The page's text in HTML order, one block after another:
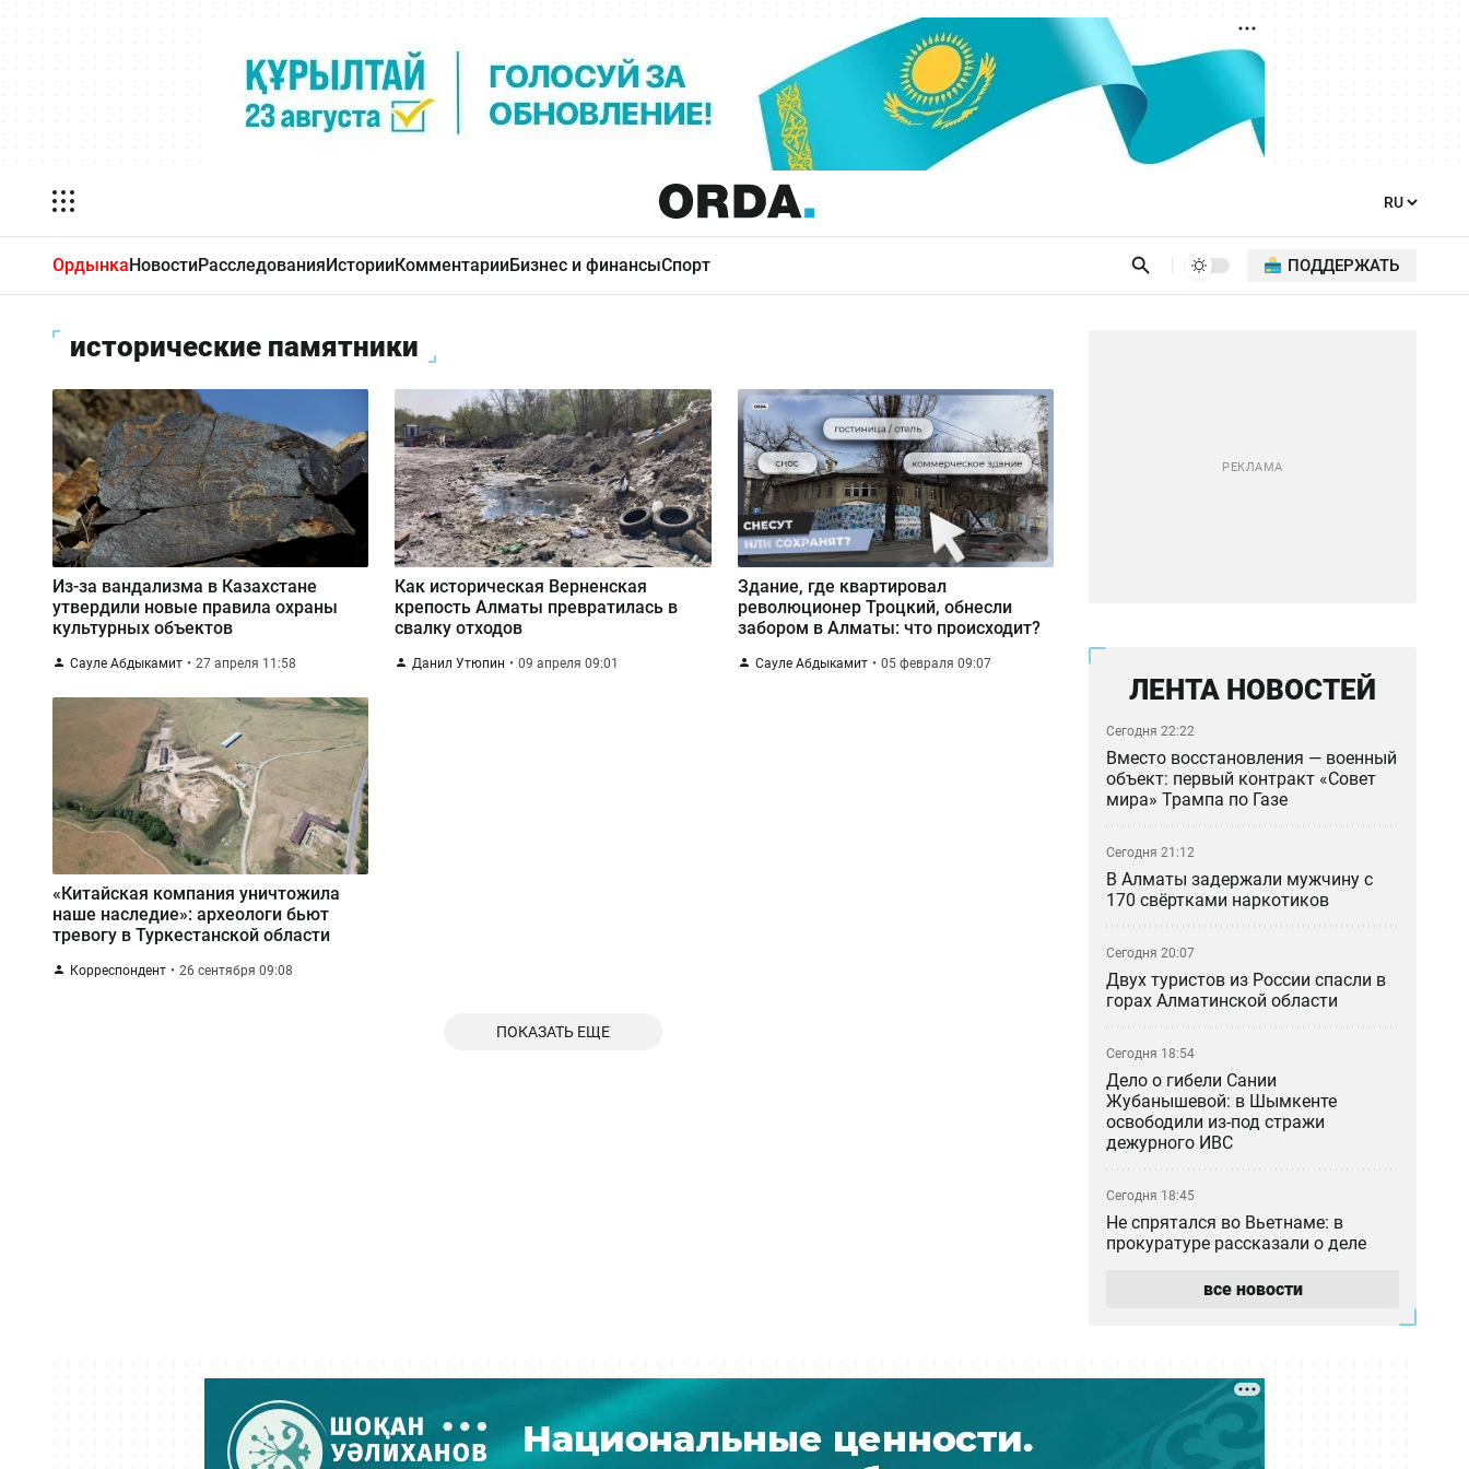
ОрдынкаНовостиРасследованияИсторииКомментарииБизнес и финансыСпорт ПОДДЕРЖАТЬ
исторические памятники
Из-за вандализма в Казахстане
утвердили новые правила охраны
культурных объектов
Сауле Абдыкамит 27 апреля 11:58
Как историческая Верненская
крепость Алматы превратилась в
свалку отходов
Данил Утюпин 09 апреля 09:01
Здание, где квартировал
революционер Троцкий, обнесли
забором в Алматы: что происходит?
Сауле Абдыкамит 05 февраля 09:07
«Китайская компания уничтожила
наше наследие»: археологи бьют
тревогу в Туркестанской области
Корреспондент 26 сентября 09:08
ПОКАЗАТЬ ЕЩЕ
ЛЕНТА НОВОСТЕЙ
Сегодня 22:22
Вместо восстановления — военный
объект: первый контракт «Совет
мира» Трампа по Газе
Сегодня 21:12
В Алматы задержали мужчину с
170 свёртками наркотиков
Сегодня 20:07
Двух туристов из России спасли в
горах Алматинской области
Сегодня 18:54
Дело о гибели Сании
Жубанышевой: в Шымкенте
освободили из-под стражи
дежурного ИВС
Сегодня 18:45
Не спрятался во Вьетнаме: в
прокуратуре рассказали о деле
Audi в Астане
все новости